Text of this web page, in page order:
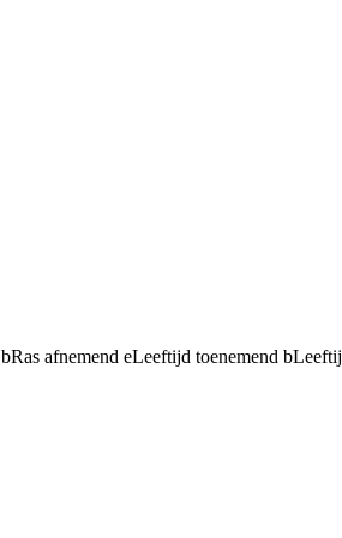
bRas afnemend eLeeftijd toenemend b